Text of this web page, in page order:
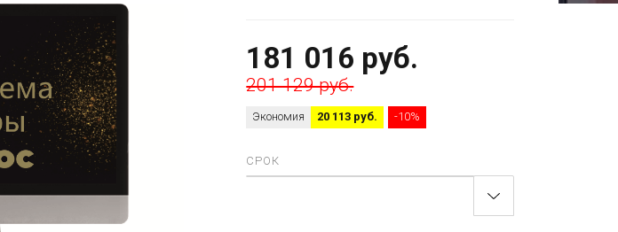
181 016 руб.
201 129 руб.
Экономия 20 113 руб. -10%
СРОК